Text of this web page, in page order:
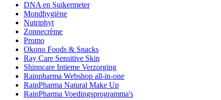
DNA en Suikermeter
Mondhygiëne
Nutriphyt
Zonnecrème
Promo
Okono Foods & Snacks
Ray Care Sensitive Skin
Shinncare Intieme Verzorging
Rainpharma Webshop all-in-one
RainPharma Natural Make Up
RainPharma Voedingsprogramma's